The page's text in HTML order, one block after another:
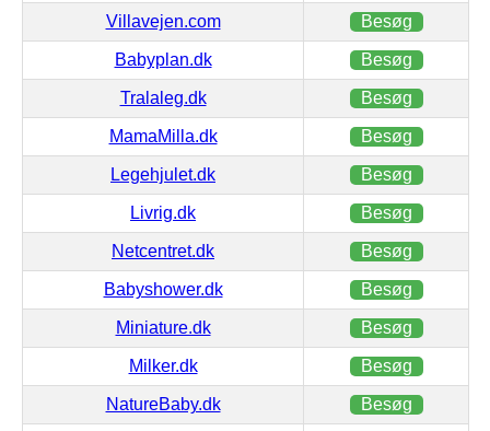
Villavejen.com Besøg
Babyplan.dk Besøg
Tralaleg.dk Besøg
MamaMilla.dk Besøg
Legehjulet.dk Besøg
Livrig.dk Besøg
Netcentret.dk Besøg
Babyshower.dk Besøg
Miniature.dk Besøg
Milker.dk Besøg
NatureBaby.dk Besøg